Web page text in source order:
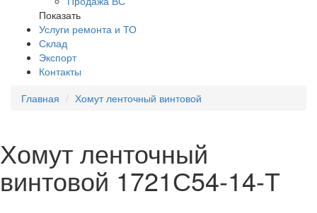
Показать
Услуги ремонта и ТО
Склад
Экспорт
Контакты
Главная
Хомут ленточный винтовой
Хомут ленточный
винтовой 1721С54-14-Т